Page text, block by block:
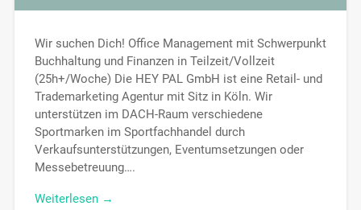
Wir suchen Dich! Office Management mit Schwerpunkt
Buchhaltung und Finanzen in Teilzeit/Vollzeit
(25h+/Woche) Die HEY PAL GmbH ist eine Retail- und
Trademarketing Agentur mit Sitz in Köln. Wir
unterstützen im DACH-Raum verschiedene
Sportmarken im Sportfachhandel durch
Verkaufsunterstützungen, Eventumsetzungen oder
Messebetreuung….
Weiterlesen →